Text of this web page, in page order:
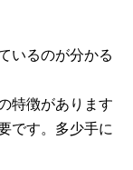
いるのが分かる
特徴があります
です。多少手に